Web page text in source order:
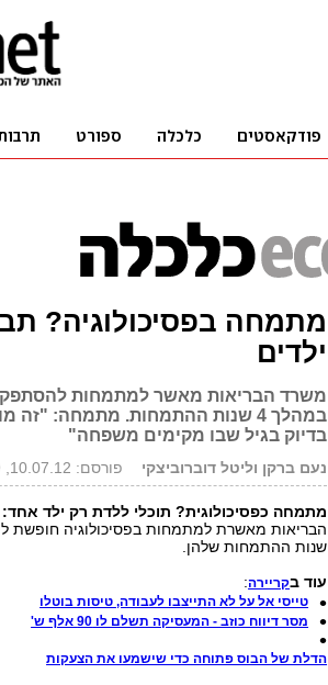
מתמחה בפסיכולוגיה?
ילדים
משרד הבריאות מאשר למתמחות
במהלך 4 שנות ההתמחות. מתמחה:
בדיוק בגיל שבו מקימים משפחה"
נעם ברקן וליטל דוברוביצקי פורסם: 10.07.12, 11:49
מתמחה כפסיכולוגית? תוכלי ללדת רק ילד אחד:
הבריאות מאשרת למתמחות בפסיכולוגיה חופשת
שנות ההתמחות שלהן.
עוד בקריירה:
טייסי אל על לא התייצבו לעבודה, טיסות בוטלו
מסר דיווח כוזב - המעסיקה תשלם לו 90 אלף ש'
הדלת של הבוס פתוחה כדי שישמעו את הצעקות